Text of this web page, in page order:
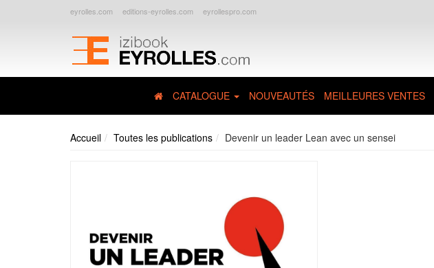
eyrolles.com editions-eyrolles.com eyrollespro.com
CATALOGUE NOUVEAUTÉS MEILLEURES VENTES
Accueil Toutes les publications Devenir un leader Lean avec un sensei